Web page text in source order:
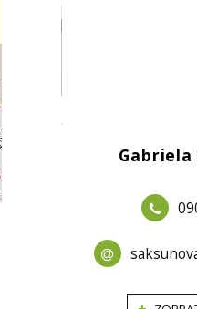
Gabriela